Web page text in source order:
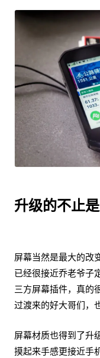
升级的不止
屏幕当然是最大的改
已经很接近乔老爷子
三方屏幕插件，真的
过渡来的好大哥们，
屏幕材质也得到了升
摸起来手感更接近手